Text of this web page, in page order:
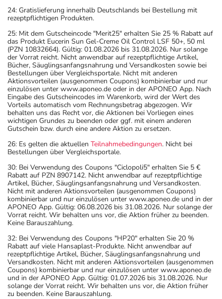
24: Gratislieferung innerhalb Deutschlands bei Bestellung mit
rezeptpflichtigen Produkten.
25: Mit dem Gutscheincode "Merit25" erhalten Sie 25 % Rabatt auf
das Produkt Eucerin Sun Gel-Creme Oil Control LSF 50+, 50 ml
(PZN 10832664). Gültig: 01.08.2026 bis 31.08.2026. Nur solange
der Vorrat reicht. Nicht anwendbar auf rezeptpflichtige Artikel,
Bücher, Säuglingsanfangsnahrung und Versandkosten sowie bei
Bestellungen über Vergleichsportale. Nicht mit anderen
Aktionsvorteilen (ausgenommen Coupons) kombinierbar und nur
einzulösen unter www.aponeo.de oder in der APONEO App. Nach
Eingabe des Gutscheincodes im Warenkorb, wird der Wert des
Vorteils automatisch vom Rechnungsbetrag abgezogen. Wir
behalten uns das Recht vor, die Aktionen bei Vorliegen eines
wichtigen Grundes zu beenden oder ggf. mit einem anderen
Gutschein bzw. durch eine andere Aktion zu ersetzen.
26: Es gelten die aktuellen Teilnahmebedingungen. Nicht bei
Bestellungen über Vergleichsportale.
30: Bei Verwendung des Coupons "Ciclopoli5" erhalten Sie 5 €
Rabatt auf PZN 8907142. Nicht anwendbar auf rezeptpflichtige
Artikel, Bücher, Säuglingsanfangsnahrung und Versandkosten.
Nicht mit anderen Aktionsvorteilen (ausgenommen Coupons)
kombinierbar und nur einzulösen unter www.aponeo.de und in der
APONEO App. Gültig: 06.08.2026 bis 31.08.2026. Nur solange der
Vorrat reicht. Wir behalten uns vor, die Aktion früher zu beenden.
Keine Barauszahlung.
32: Bei Verwendung des Coupons "HP20" erhalten Sie 20 %
Rabatt auf viele Hansaplast-Produkte. Nicht anwendbar auf
rezeptpflichtige Artikel, Bücher, Säuglingsanfangsnahrung und
Versandkosten. Nicht mit anderen Aktionsvorteilen (ausgenommen
Coupons) kombinierbar und nur einzulösen unter www.aponeo.de
und in der APONEO App. Gültig: 01.07.2026 bis 31.08.2026. Nur
solange der Vorrat reicht. Wir behalten uns vor, die Aktion früher
zu beenden. Keine Barauszahlung.